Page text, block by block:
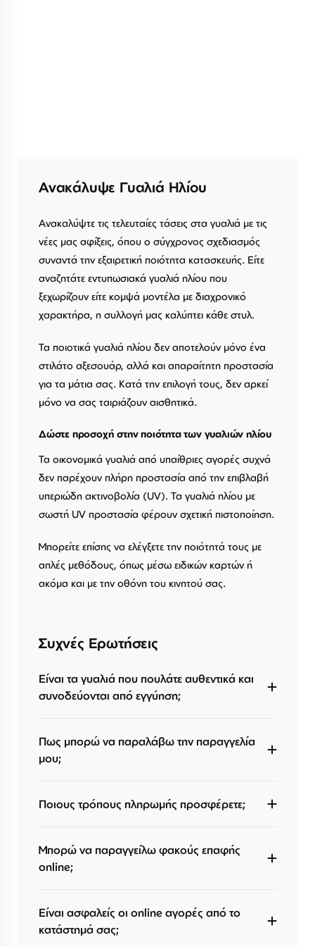
Ανακάλυψε Γυαλιά Ηλίου
Ανακαλύψτε τις τελευταίες τάσεις στα γυαλιά με τις
νέες μας αφίξεις, όπου ο σύγχρονος σχεδιασμός
συναντά την εξαιρετική ποιότητα κατασκευής. Είτε
αναζητάτε εντυπωσιακά γυαλιά ηλίου που
ξεχωρίζουν είτε κομψά μοντέλα με διαχρονικό
χαρακτήρα, η συλλογή μας καλύπτει κάθε στυλ.
Τα ποιοτικά γυαλιά ηλίου δεν αποτελούν μόνο ένα
στιλάτο αξεσουάρ, αλλά και απαραίτητη προστασία
για τα μάτια σας. Κατά την επιλογή τους, δεν αρκεί
μόνο να σας ταιριάζουν αισθητικά.
Δώστε προσοχή στην ποιότητα των γυαλιών ηλίου
Τα οικονομικά γυαλιά από υπαίθριες αγορές συχνά
δεν παρέχουν πλήρη προστασία από την επιβλαβή
υπεριώδη ακτινοβολία (UV). Τα γυαλιά ηλίου με
σωστή UV προστασία φέρουν σχετική πιστοποίηση.
Μπορείτε επίσης να ελέγξετε την ποιότητά τους με
απλές μεθόδους, όπως μέσω ειδικών καρτών ή
ακόμα και με την οθόνη του κινητού σας.
Συχνές Ερωτήσεις
Είναι τα γυαλιά που πουλάτε αυθεντικά και
συνοδεύονται από εγγύηση;
Πως μπορώ να παραλάβω την παραγγελία
μου;
Ποιους τρόπους πληρωμής προσφέρετε;
Μπορώ να παραγγείλω φακούς επαφής
online;
Είναι ασφαλείς οι online αγορές από το
κατάστημά σας;